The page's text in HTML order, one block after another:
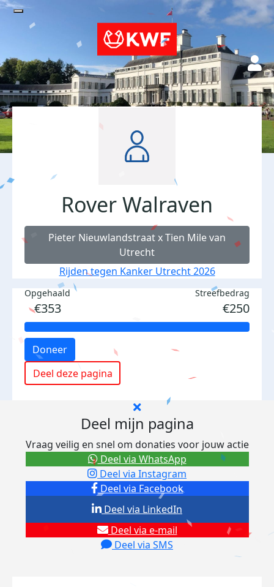
Rover Walraven
Pieter Nieuwlandstraat x Tien Mile van
Utrecht
Rijden tegen Kanker Utrecht 2026
Opgehaald
€353
Streefbedrag
€250
Doneer
Deel deze pagina
Deel mijn pagina
Vraag veilig en snel om donaties voor jouw actie
Deel via Facebook
Deel via Instagram
Deel via e-mail
Deel via SMS
Deel via LinkedIn
Deel via WhatsApp